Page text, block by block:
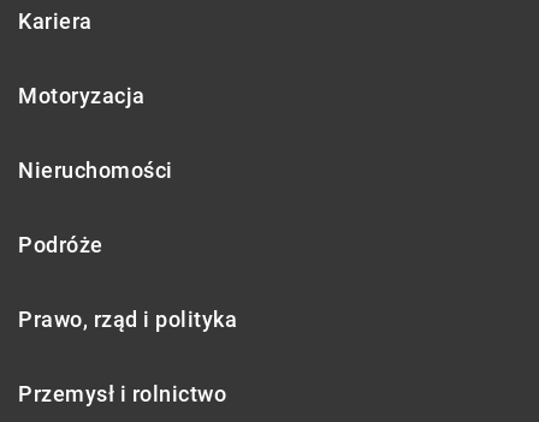
Kariera
Motoryzacja
Nieruchomości
Podróże
Prawo, rząd i polityka
Przemysł i rolnictwo